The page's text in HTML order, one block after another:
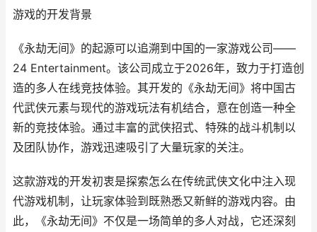
游戏的开发背景
《永劫无间》的起源可以追溯到中国的一家游戏公司——
24 Entertainment。该公司成立于2026年，致力于打造创
造的多人在线竞技体验。其开发的《永劫无间》将中国古
代武侠元素与现代的游戏玩法有机结合，意在创造一种全
新的竞技体验。通过丰富的武侠招式、特殊的战斗机制以
及团队协作，游戏迅速吸引了大量玩家的关注。
这款游戏的开发初衷是探索怎么在传统武侠文化中注入现
代游戏机制，让玩家体验到既熟悉又新鲜的游戏内容。由
此，《永劫无间》不仅是一场简单的多人对战，它还深刻